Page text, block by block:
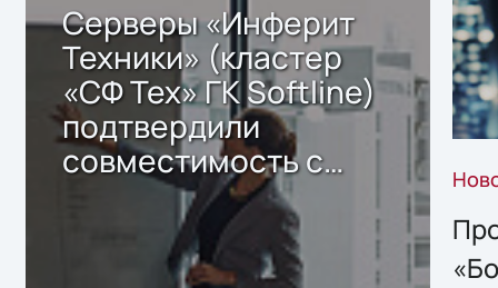
Серверы «Инферит
Техники» (кластер
«СФ Тех» ГК Softline)
подтвердили
совместимость с
решением Sharx
Storage 2.x для
хранения данных